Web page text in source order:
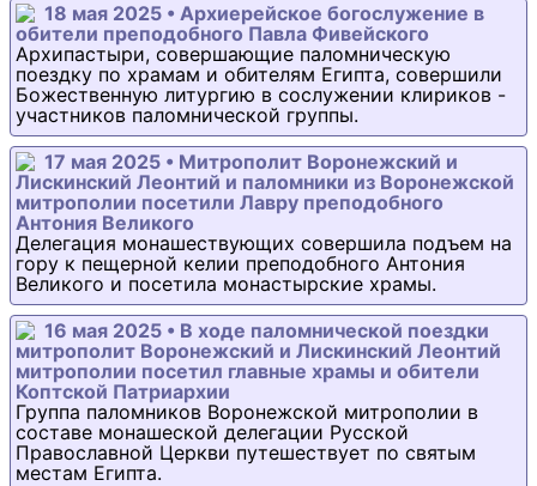
18 мая 2025 • Архиерейское богослужение в
обители преподобного Павла Фивейского
Архипастыри, совершающие паломническую
поездку по храмам и обителям Египта, совершили
Божественную литургию в сослужении клириков -
участников паломнической группы.
17 мая 2025 • Митрополит Воронежский и
Лискинский Леонтий и паломники из Воронежской
митрополии посетили Лавру преподобного
Антония Великого
Делегация монашествующих совершила подъем на
гору к пещерной келии преподобного Антония
Великого и посетила монастырские храмы.
16 мая 2025 • В ходе паломнической поездки
митрополит Воронежский и Лискинский Леонтий
митрополии посетил главные храмы и обители
Коптской Патриархии
Группа паломников Воронежской митрополии в
составе монашеской делегации Русской
Православной Церкви путешествует по святым
местам Египта.